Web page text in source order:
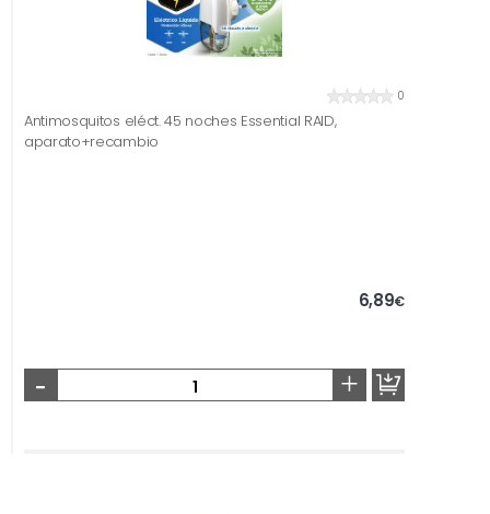
0
Antimosquitos eléct. 45 noches Essential RAID,
aparato+recambio
6,89€
- +